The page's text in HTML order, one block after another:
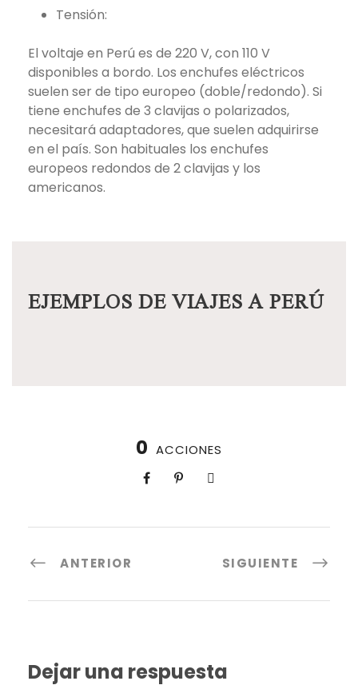
Tensión:
El voltaje en Perú es de 220 V, con 110 V
disponibles a bordo. Los enchufes eléctricos
suelen ser de tipo europeo (doble/redondo). Si
tiene enchufes de 3 clavijas o polarizados,
necesitará adaptadores, que suelen adquirirse
en el país. Son habituales los enchufes
europeos redondos de 2 clavijas y los
americanos.
EJEMPLOS DE VIAJES A PERÚ
0 ACCIONES
ANTERIOR SIGUIENTE
Dejar una respuesta